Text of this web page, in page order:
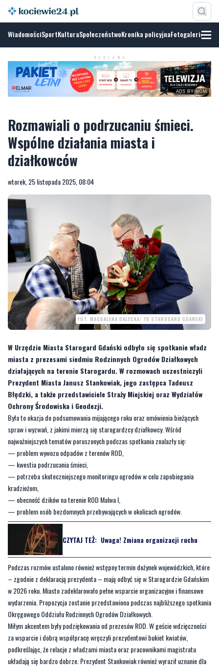
WiadomościSportKulturaSpołeczeństwoKronika policyjnaFotogalerie
REKLAMA
ADS BY NGM
Rozmawiali o podrzucaniu śmieci.
Wspólne działania miasta i
działkowców
wtorek, 25 listopada 2025, 08:04
FOT. MAGDALENA DALECKA/ FB STAROGARD GDAŃSKI
W Urzędzie Miasta Starogard Gdański odbyło się spotkanie władz
miasta z prezesami siedmiu Rodzinnych Ogrodów Działkowych
działających na terenie Starogardu. W rozmowach uczestniczyli
Prezydent Miasta Janusz Stankowiak, jego zastępca Tadeusz
Błędzki, a także przedstawiciele Straży Miejskiej oraz Wydziałów
Ochrony Środowiska i Geodezji.
Była to okazja do podsumowania mijającego roku oraz omówienia bieżących
spraw i wyzwań, z jakimi mierzą się starogardzcy działkowcy. Wśród
najważniejszych tematów poruszonych podczas spotkania znalazły się:
— problem wywozu odpadów z terenów ROD,
— kwestia podrzucania śmieci,
— potrzeba skuteczniejszego monitoringu ogrodów w celu zapobiegania
kradzieżom,
— obecność dzików na terenie ROD Malwa I,
— problem osób bezdomnych przebywających w okolicach ogrodów.
CZYTAJ TEŻ: Uwaga! Zmiana organizacji ruchu
Podczas rozmów ustalono również wstępny termin dożynek wojewódzkich, które
– zgodnie z deklaracją prezydenta – mają odbyć się w Starogardzie Gdańskim
w 2026 roku. Miasto zadeklarowało pełne wsparcie organizacyjne i finansowe
wydarzenia. Propozycja zostanie przedstawiona podczas najbliższego spotkania
Okręgowego Oddziału Rodzinnych Ogrodów Działkowych.
Miłym akcentem były podziękowania od prezesów ROD. W geście wdzięczności
za wsparcie i dobrą współpracę wręczyli prezydentowi bukiet kwiatów,
podkreślając, że relacje z władzami miasta oraz pracownikami magistratu
układają się bardzo dobrze. Prezydent Stankowiak również wyraził uznanie dla